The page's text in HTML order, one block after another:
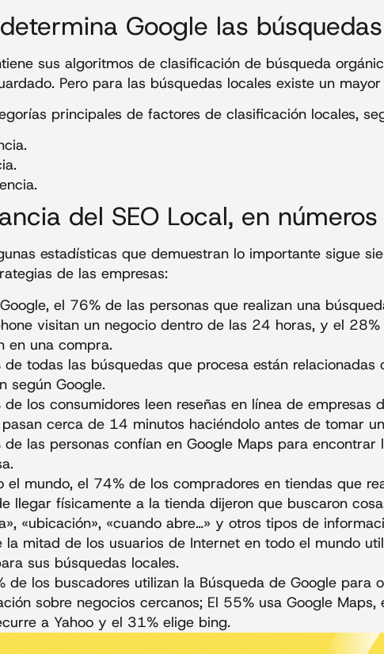
Google las
sus algoritmos de clasificación de búsqueda
Pero para las búsquedas locales existe un
principales de factores de clasificación locales,
del SEO Local, en números
estadísticas que demuestran lo importante sigue
de las empresas:
el 76% de las personas que realizan una
visitan un negocio dentro de las 24 horas, y el 28%
en una compra.
de todas las búsquedas que procesa están relacionadas
según Google.
de los consumidores leen reseñas en línea de empresas
cerca de 14 minutos haciéndolo antes de tomar
de las personas confían en Google Maps para encontrar
el mundo, el 74% de los compradores en tiendas que
llegar físicamente a la tienda dijeron que buscaron
«ubicación», «cuando abre…» y otros tipos de
la mitad de los usuarios de Internet en todo el mundo
sus búsquedas locales.
de los buscadores utilizan la Búsqueda de Google para
sobre negocios cercanos; El 55% usa Google
a Yahoo y el 31% elige bing.